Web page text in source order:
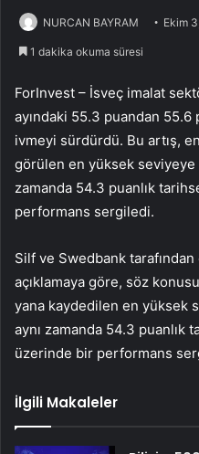
NURCAN BAYRAM Ekim
1 dakika okuma süresi
ForInvest – İsveç imalat
ayındaki 55.3 puandan
ivmeyi sürdürdü. Bu artış,
görülen en yüksek seviyeye
zamanda 54.3 puanlık
performans sergiledi.
Silf ve Swedbank
açıklamaya göre, söz
yana kaydedilen en yüksek
aynı zamanda 54.3 puanlık
üzerinde bir performans
İlgili Makaleler